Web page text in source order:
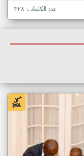
عدد الكلمات: ٣٢٨